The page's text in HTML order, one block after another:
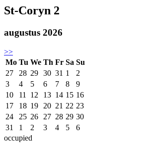
St-Coryn 2
augustus 2026
>>
Mo Tu We Th Fr Sa Su
27
28 29 30 31 1
2
3
4 5 6 7 8
9
10
11 12 13 14 15 16
17
18 19 20 21 22 23
24
25 26 27 28 29 30
31
1 2 3 4 5
6
occupied